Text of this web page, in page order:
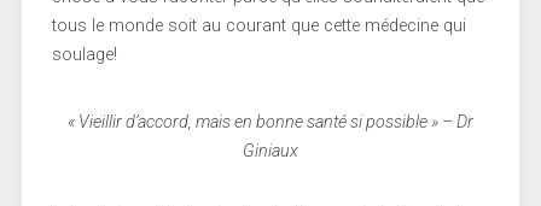
tous le monde soit au courant que cette médecine qui
soulage!
« Vieillir d’accord, mais en bonne santé si possible » – Dr
Giniaux